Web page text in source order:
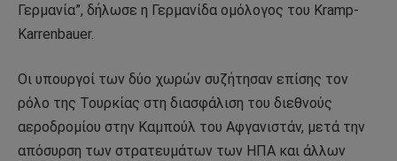
Γερμανία”, δήλωσε η Γερμανίδα ομόλογος του Kramp-
Karrenbauer.
Οι υπουργοί των δύο χωρών συζήτησαν επίσης τον
ρόλο της Τουρκίας στη διασφάλιση του διεθνούς
αεροδρομίου στην Καμπούλ του Αφγανιστάν, μετά την
απόσυρση των στρατευμάτων των ΗΠΑ και άλλων